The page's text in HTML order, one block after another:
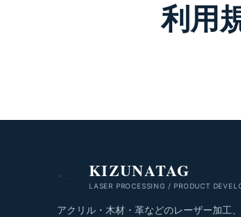
利用
KIZUNATAG
LASER PROCESSING / PRODUCT
アクリル・木材・革などのレーザー加工